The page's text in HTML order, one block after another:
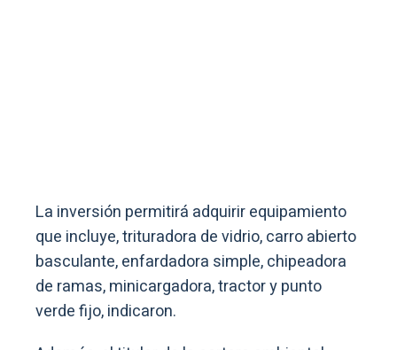
La inversión permitirá adquirir equipamiento
que incluye, trituradora de vidrio, carro abierto
basculante, enfardadora simple, chipeadora
de ramas, minicargadora, tractor y punto
verde fijo, indicaron.